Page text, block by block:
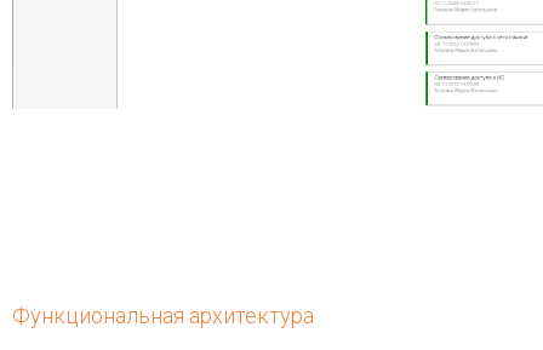
Функциональная архитектура